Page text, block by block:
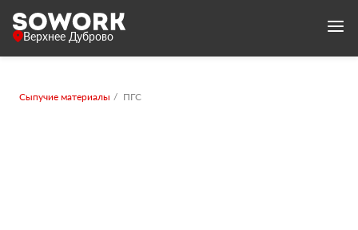
Верхнее Дуброво
Сыпучие материалы ПГС